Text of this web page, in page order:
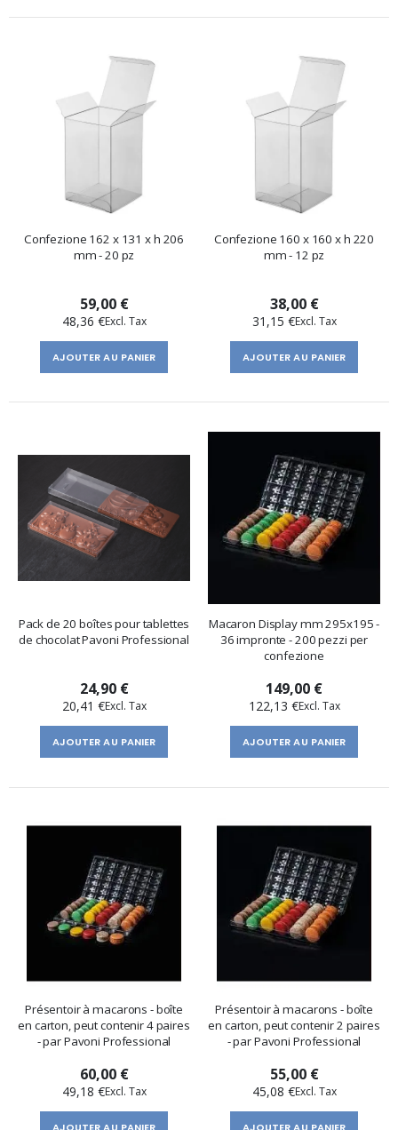
Confezione 162 x 131 x h 206
mm - 20 pz
59,00 €
48,36 €
AJOUTER AU PANIER
Confezione 160 x 160 x h 220
mm - 12 pz
38,00 €
31,15 €
AJOUTER AU PANIER
Pack de 20 boîtes pour tablettes
de chocolat Pavoni Professional
24,90 €
20,41 €
AJOUTER AU PANIER
Macaron Display mm 295x195 -
36 impronte - 200 pezzi per
confezione
149,00 €
122,13 €
AJOUTER AU PANIER
Présentoir à macarons - boîte
en carton, peut contenir 4 paires
- par Pavoni Professional
60,00 €
49,18 €
AJOUTER AU PANIER
Présentoir à macarons - boîte
en carton, peut contenir 2 paires
- par Pavoni Professional
55,00 €
45,08 €
AJOUTER AU PANIER